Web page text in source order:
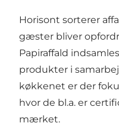
Horisont sorterer
gæster bliver
Papiraffald
produkter i
køkkenet er der
hvor de bl.a. er
mærket.